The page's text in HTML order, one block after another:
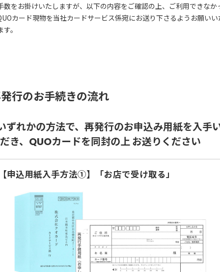
数をお掛けいたしますが、以下の内容をご確認の上、ご利用できなか
カード現物を当社カードサービス係宛にお送り下さるようお願いい
。
行のお手続きの流れ
ずれかの方法で、再発行のお申込み用紙を入手
き、QUOカードを同封の上 お送りください
申込用紙入手方法①】「お店で受け取る」